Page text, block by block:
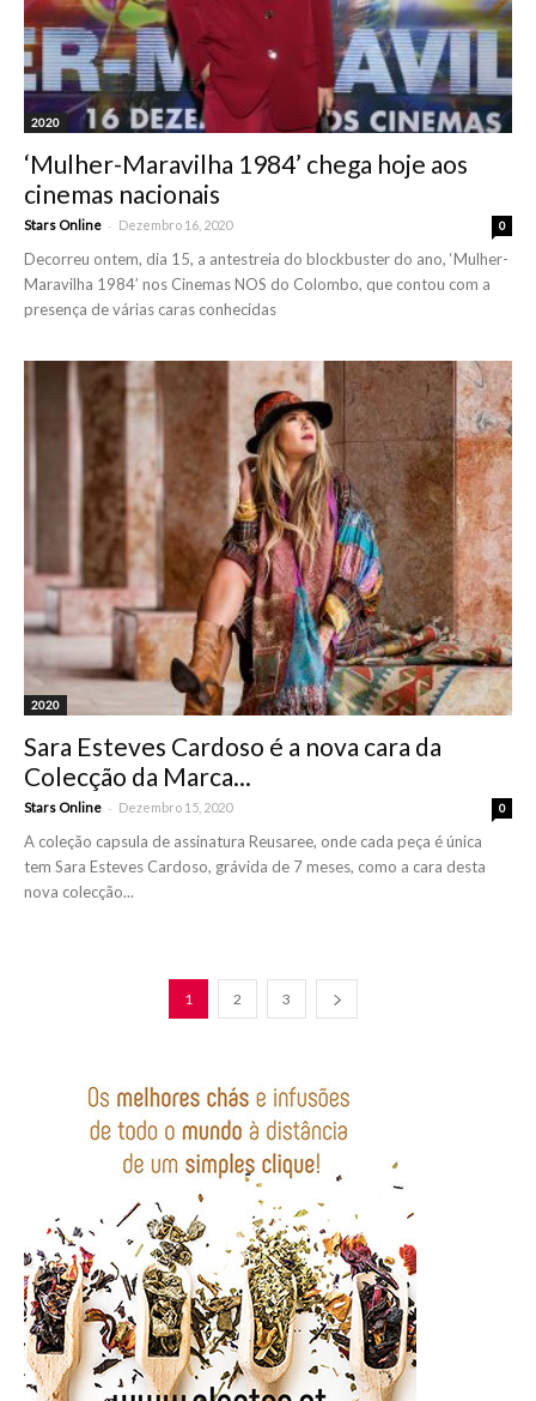
2020
‘Mulher-Maravilha 1984’ chega hoje aos
cinemas nacionais
Stars Online - Dezembro 16, 2020 0
Decorreu ontem, dia 15, a antestreia do blockbuster do ano, ‘Mulher-
Maravilha 1984’ nos Cinemas NOS do Colombo, que contou com a
presença de várias caras conhecidas
2020
Sara Esteves Cardoso é a nova cara da
Colecção da Marca...
Stars Online - Dezembro 15, 2020 0
A coleção capsula de assinatura Reusaree, onde cada peça é única
tem Sara Esteves Cardoso, grávida de 7 meses, como a cara desta
nova colecção...
1 2 3